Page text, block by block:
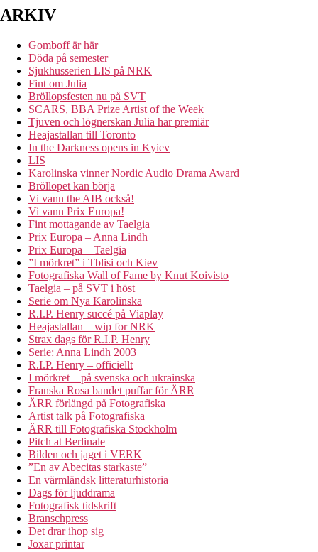
ARKIV
Gomboff är här
Döda på semester
Sjukhusserien LIS på NRK
Fint om Julia
Bröllopsfesten nu på SVT
SCARS, BBA Prize Artist of the Week
Tjuven och lögnerskan Julia har premiär
Heajastallan till Toronto
In the Darkness opens in Kyiev
LIS
Karolinska vinner Nordic Audio Drama Award
Bröllopet kan börja
Vi vann the AIB också!
Vi vann Prix Europa!
Fint mottagande av Taelgia
Prix Europa – Anna Lindh
Prix Europa – Taelgia
”I mörkret” i Tblisi och Kiev
Fotografiska Wall of Fame by Knut Koivisto
Taelgia – på SVT i höst
Serie om Nya Karolinska
R.I.P. Henry succé på Viaplay
Heajastallan – wip for NRK
Strax dags för R.I.P. Henry
Serie: Anna Lindh 2003
R.I.P. Henry – officiellt
I mörkret – på svenska och ukrainska
Franska Rosa bandet puffar för ÄRR
ÄRR förlängd på Fotografiska
Artist talk på Fotografiska
ÄRR till Fotografiska Stockholm
Pitch at Berlinale
Bilden och jaget i VERK
”En av Abecitas starkaste”
En värmländsk litteraturhistoria
Dags för ljuddrama
Fotografisk tidskrift
Branschpress
Det drar ihop sig
Joxar printar